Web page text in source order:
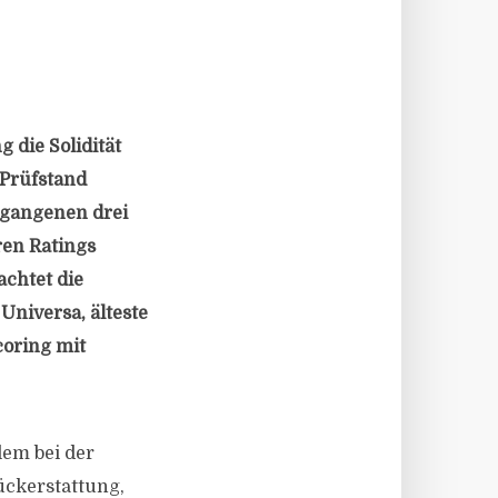
die Solidität
drei
Ratings
die
älteste
mit
bei der